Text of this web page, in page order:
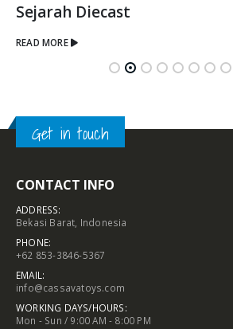
Sejarah Diecast
READ MORE
Get in touch
CONTACT INFO
ADDRESS:
Bekasi Barat, Indonesia
PHONE:
+62 853-3846-5367
EMAIL:
info@cassavatoys.com
WORKING DAYS/HOURS:
Mon - Sun / 9:00 AM - 8:00 PM